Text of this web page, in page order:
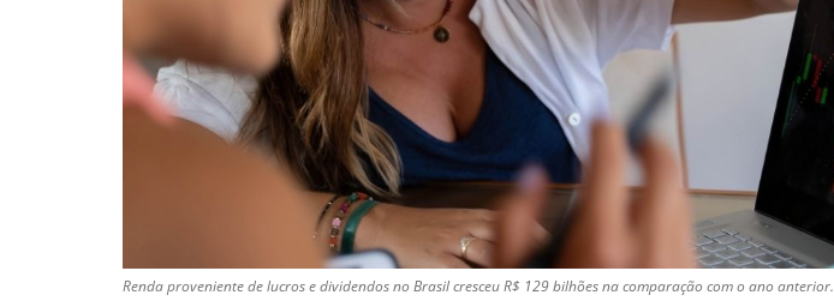
Renda proveniente de lucros e dividendos no Brasil cresceu R$ 129 bilhões na comparação com o ano anterior.